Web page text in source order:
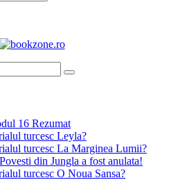
16 Rezumat
turcesc Leyla?
turcesc La Marginea Lumii?
din Jungla a fost anulata!
turcesc O Noua Sansa?